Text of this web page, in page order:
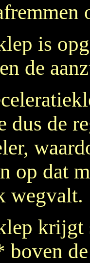
is
de
dus de
op dat
wegvalt.
boven